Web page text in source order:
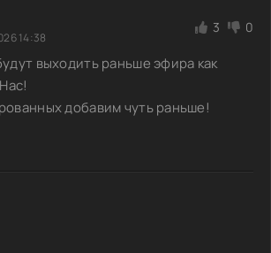
14:38
3 0
выходить раньше эфира как
добавим чуть раньше!